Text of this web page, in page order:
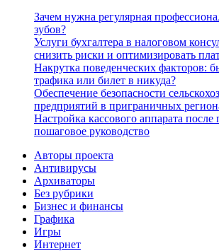
Зачем нужна регулярная
зубов?
Услуги бухгалтера в налоговом
снизить риски и оптимизировать
Накрутка поведенческих факторов:
трафика или билет в никуда?
Обеспечение безопасности
предприятий в приграничных
Настройка кассового аппарата после
пошаговое руководство
Авторы проекта
Антивирусы
Архиваторы
Без рубрики
Бизнес и финансы
Графика
Игры
Интернет